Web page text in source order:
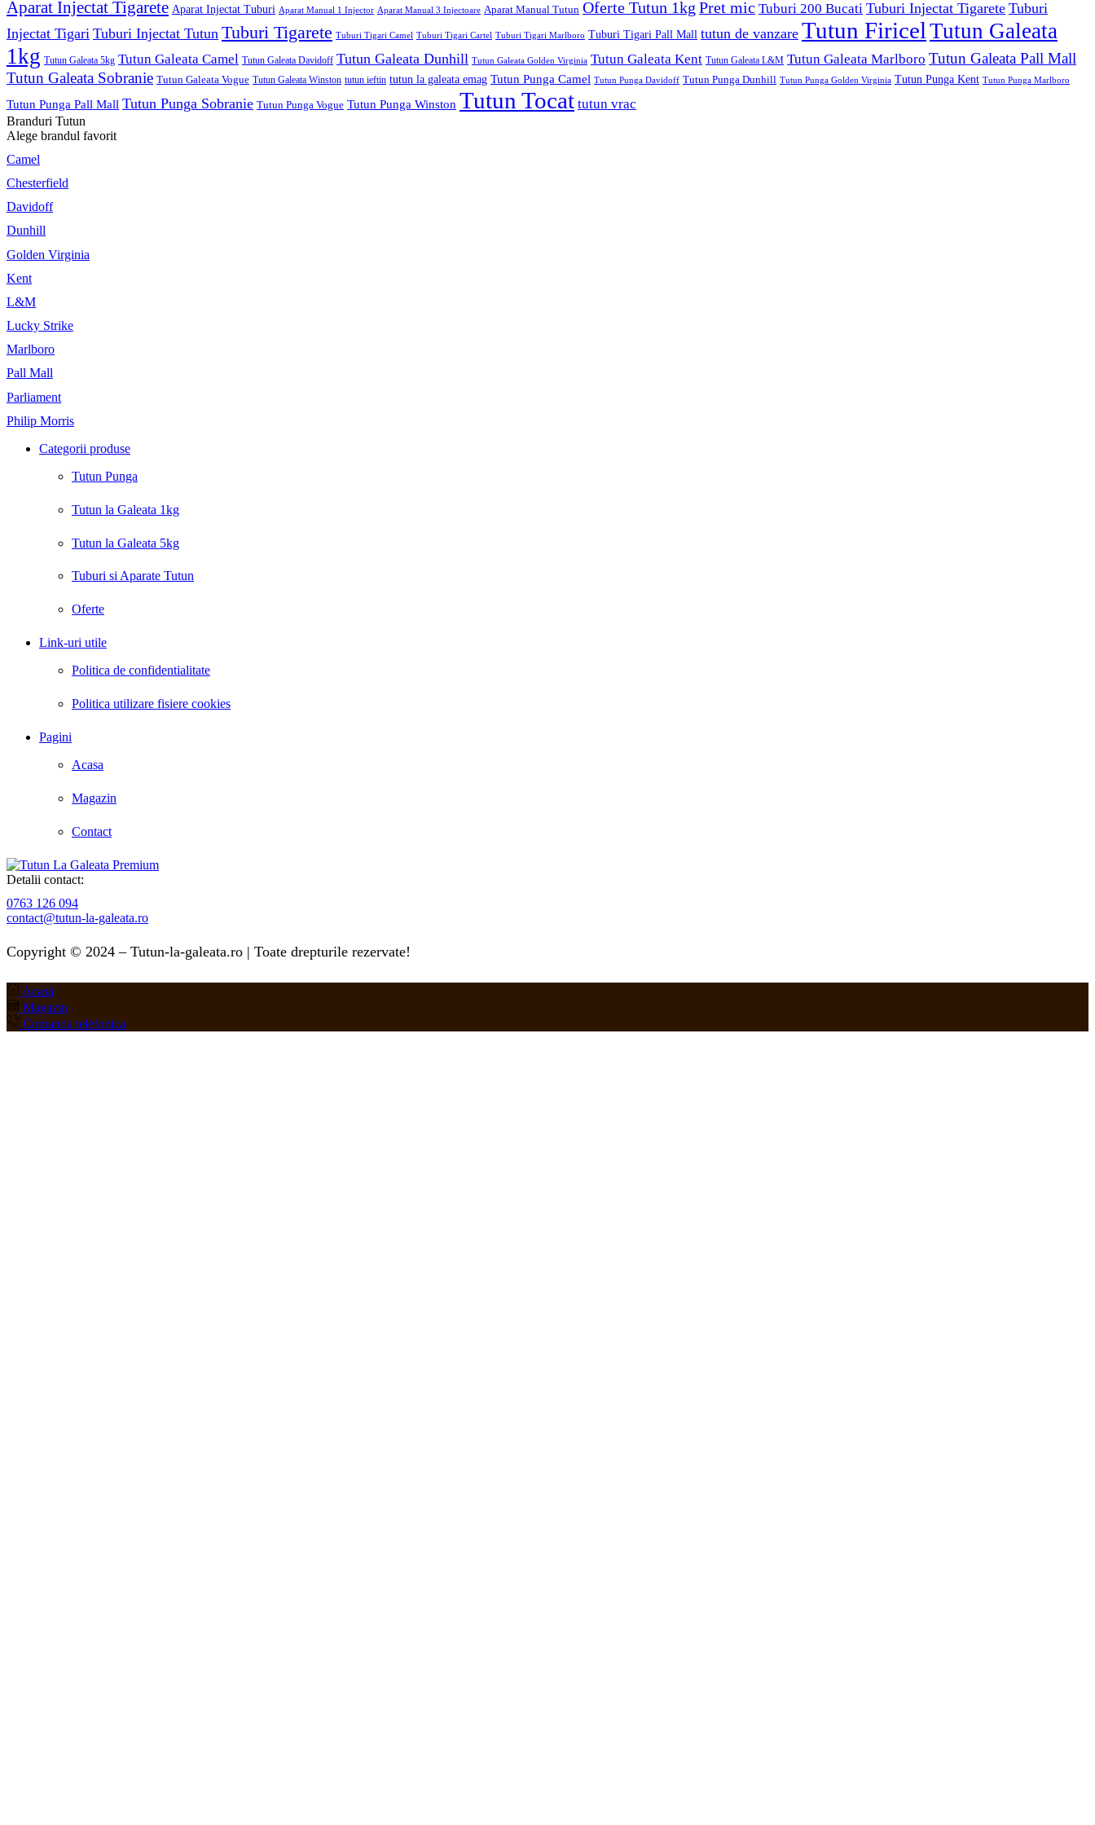
Aparat Injectat Tigarete Aparat Injectat Tuburi Aparat Manual 1 Injector Aparat Manual 3 Injectoare Aparat Manual Tutun Oferte Tutun 1kg Pret mic Tuburi 200 Bucati Tuburi Injectat Tigarete Tuburi
Injectat Tigari Tuburi Injectat Tutun Tuburi Tigarete Tuburi Tigari Camel Tuburi Tigari Cartel Tuburi Tigari Marlboro Tuburi Tigari Pall Mall tutun de vanzare Tutun Firicel Tutun Galeata
1kg Tutun Galeata 5kg Tutun Galeata Camel Tutun Galeata Davidoff Tutun Galeata Dunhill Tutun Galeata Golden Virginia Tutun Galeata Kent Tutun Galeata L&M Tutun Galeata Marlboro Tutun Galeata Pall Mall
Tutun Galeata Sobranie Tutun Galeata Vogue Tutun Galeata Winston tutun ieftin tutun la galeata emag Tutun Punga Camel Tutun Punga Davidoff Tutun Punga Dunhill Tutun Punga Golden Virginia Tutun Punga Kent Tutun Punga Marlboro
Tutun Punga Pall Mall Tutun Punga Sobranie Tutun Punga Vogue Tutun Punga Winston Tutun Tocat tutun vrac
Branduri Tutun
Alege brandul favorit
Camel
Chesterfield
Davidoff
Dunhill
Golden Virginia
Kent
L&M
Lucky Strike
Marlboro
Pall Mall
Parliament
Philip Morris
Categorii produse
Tutun Punga
Tutun la Galeata 1kg
Tutun la Galeata 5kg
Tuburi si Aparate Tutun
Oferte
Link-uri utile
Politica de confidentialitate
Politica utilizare fisiere cookies
Pagini
Acasa
Magazin
Contact
Detalii contact:
0763 126 094
contact@tutun-la-galeata.ro
Copyright © 2024 – Tutun-la-galeata.ro | Toate drepturile rezervate!
Acasă
Magazin
Comanda telefonica